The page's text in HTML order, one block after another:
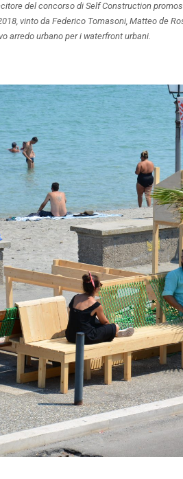
del concorso di Self Construction
vinto da Federico Tomasoni, Matteo de
arredo urbano per i waterfront urbani.